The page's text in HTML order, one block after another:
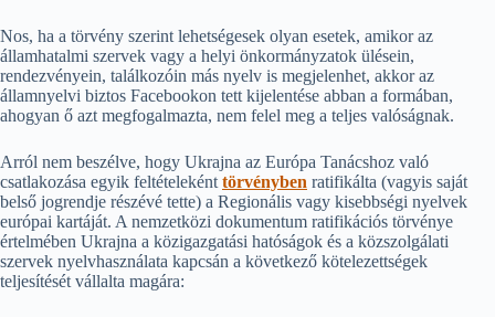
Nos, ha a törvény szerint lehetségesek olyan esetek, amikor az
államhatalmi szervek vagy a helyi önkormányzatok ülésein,
rendezvényein, találkozóin más nyelv is megjelenhet, akkor az
államnyelvi biztos Facebookon tett kijelentése abban a formában,
ahogyan ő azt megfogalmazta, nem felel meg a teljes valóságnak.
Arról nem beszélve, hogy Ukrajna az Európa Tanácshoz való
csatlakozása egyik feltételeként törvényben ratifikálta (vagyis saját
belső jogrendje részévé tette) a Regionális vagy kisebbségi nyelvek
európai kartáját. A nemzetközi dokumentum ratifikációs törvénye
értelmében Ukrajna a közigazgatási hatóságok és a közszolgálati
szervek nyelvhasználata kapcsán a következő kötelezettségek
teljesítését vállalta magára: